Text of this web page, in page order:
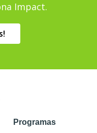
Impact.
Programas